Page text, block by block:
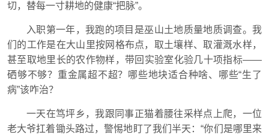
切，替每一寸耕地的健康“把脉”。
入职第一年，我跑的项目是巫山土地质量地质调查。我
们的工作是在大山里按网格布点，取土壤样、取灌溉水样，
甚至取地里长的农作物样，带回实验室化验几十项指标——
硒够不够？重金属超不超？哪些地块适合种啥、哪些“生了
病”该咋治？
一天在笃坪乡，我跟同事正猫着腰往采样点上爬，一位
老大爷扛着锄头路过，警惕地盯了我们半天：“你们是哪里来